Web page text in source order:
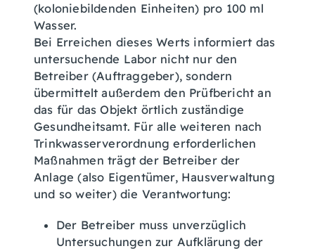
(koloniebildenden Einheiten) pro 100 ml
Wasser.
Bei Erreichen dieses Werts informiert das
untersuchende Labor nicht nur den
Betreiber (Auftraggeber), sondern
übermittelt außerdem den Prüfbericht an
das für das Objekt örtlich zuständige
Gesundheitsamt. Für alle weiteren nach
Trinkwasserverordnung erforderlichen
Maßnahmen trägt der Betreiber der
Anlage (also Eigentümer, Hausverwaltung
und so weiter) die Verantwortung:
Der Betreiber muss unverzüglich
Untersuchungen zur Aufklärung der